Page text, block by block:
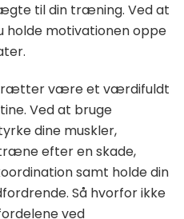
til din træning. Ved at
holde motivationen oppe
være et værdifuldt
Ved at bruge
dine muskler,
efter en skade,
samt holde din
Så hvorfor ikke
ved